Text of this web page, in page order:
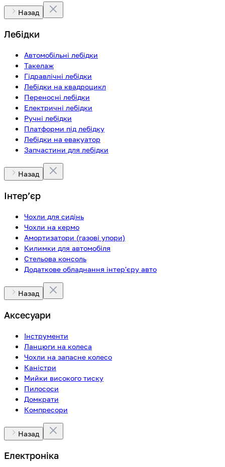
Назад
Лебідки
Автомобільні лебідки
Такелаж
Гідравлічні лебідки
Лебідки на квадроцикл
Переносні лебідки
Електричні лебідки
Ручні лебідки
Платформи під лебідку
Лебідки на евакуатор
Запчастини для лебідки
Назад
Інтерʼєр
Чохли для сидінь
Чохли на кермо
Амортизатори (газові упори)
Килимки для автомобіля
Стельова консоль
Додаткове обладнання інтер'єру авто
Назад
Аксесуари
Інструменти
Ланцюги на колеса
Чохли на запасне колесо
Каністри
Мийки високого тиску
Пилососи
Домкрати
Компресори
Назад
Електроніка